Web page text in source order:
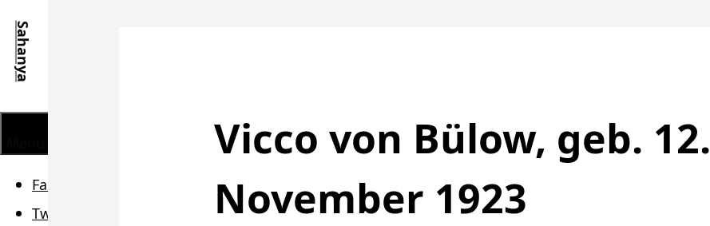
Sahanya
Facebook
Twitter
Vicco von Bülow, geb. 12.
November 1923